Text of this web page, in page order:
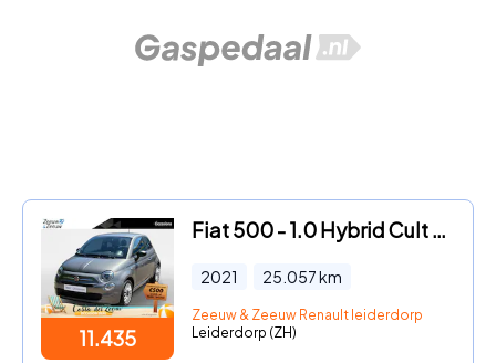
11.435
Fiat 500 - 1.0 Hybrid Cult Airco , lichtmetalen velgen 15" , navi , par
2021 25.057km
Zeeuw & Zeeuw Renault leiderdorp
Leiderdorp (ZH)